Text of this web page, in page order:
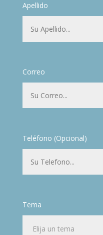
Apellido
Correo
Teléfono (Opcional)
Tema